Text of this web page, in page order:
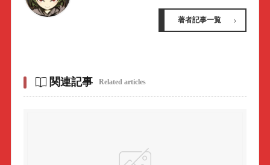
著者記事一覧
関連記事 Related articles